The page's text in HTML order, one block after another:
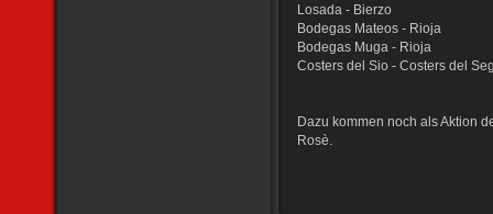
Losada - Bierzo
Bodegas Mateos - Rioja
Bodegas Muga - Rioja
Costers del Sio - Costers del
Dazu kommen noch als Aktion
Rosè.